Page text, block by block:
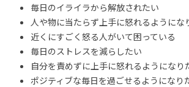
毎日のイライラから解放されたい
人や物に当たらず上手に怒れるようにな
近くにすごく怒る人がいて困っている
毎日のストレスを減らしたい
自分を責めずに上手に怒れるようになり
ポジティブな毎日を過ごせるようになり